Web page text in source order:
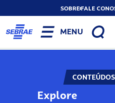
SOBREFALE
MENU
Explore